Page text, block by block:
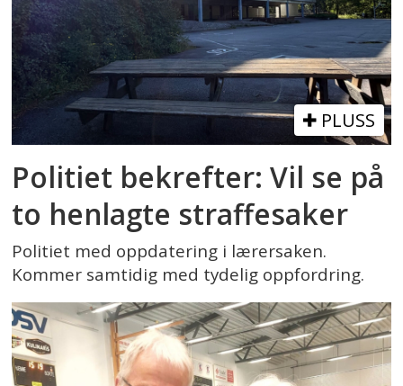
PLUSS
Politiet bekrefter: Vil se på
to henlagte straffesaker
Politiet med oppdatering i lærersaken.
Kommer samtidig med tydelig oppfordring.